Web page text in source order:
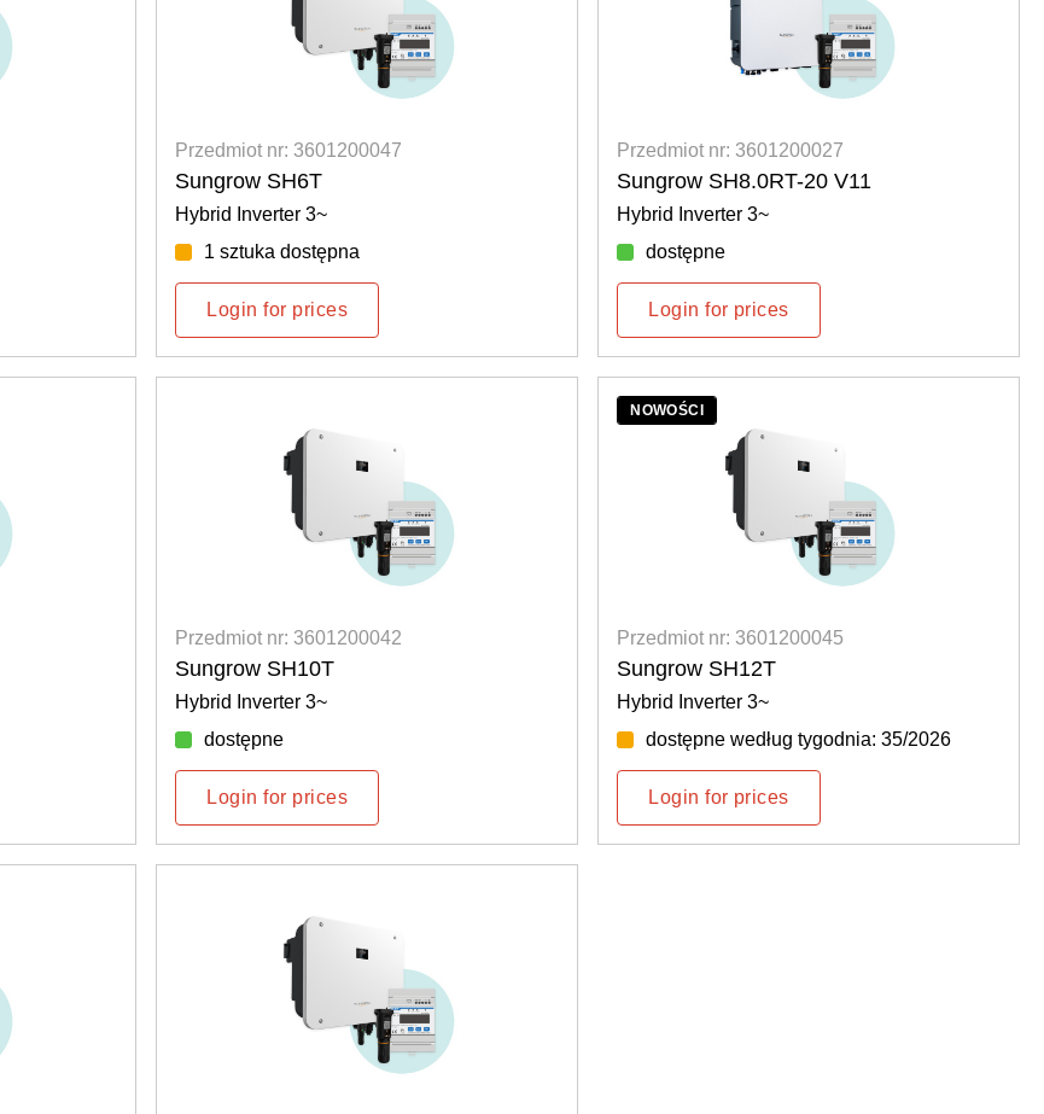
Przedmiot nr: 3601200047
Sungrow SH6T
Hybrid Inverter 3~
1 sztuka dostępna
Login for prices
Przedmiot nr: 3601200027
Sungrow SH8.0RT-20 V11
Hybrid Inverter 3~
dostępne
Login for prices
Przedmiot nr: 3601200042
Sungrow SH10T
Hybrid Inverter 3~
dostępne
Login for prices
NOWOŚCI
Przedmiot nr: 3601200045
Sungrow SH12T
Hybrid Inverter 3~
dostępne według tygodnia: 35/2026
Login for prices